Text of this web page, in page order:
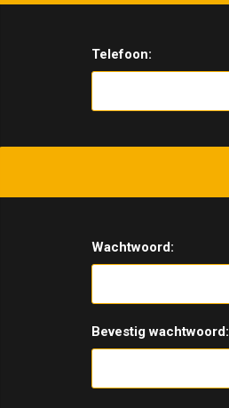
Telefoon:
Wachtwoord:
Bevestig wachtwoord: